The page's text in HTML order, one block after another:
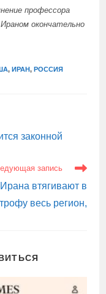
профессора
окончательно
, ИРАН, РОССИЯ
законной
запись
втягивают в
весь регион,